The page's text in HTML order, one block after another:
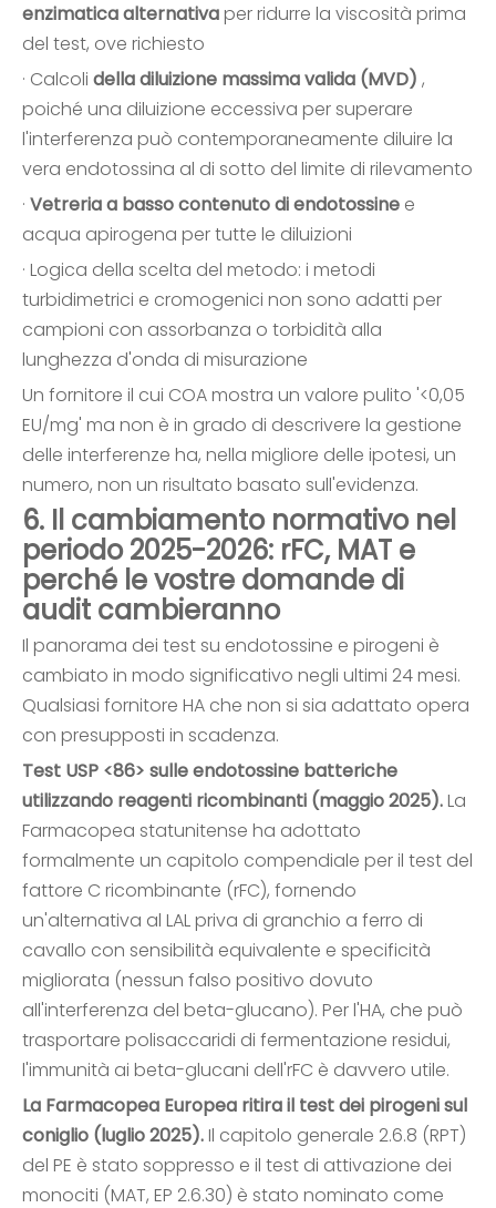
enzimatica alternativaper ridurre la viscosità prima
del test, ove richiesto
· Calcoli della diluizione massima valida (MVD) ,
poiché una diluizione eccessiva per superare
l'interferenza può contemporaneamente diluire la
vera endotossina al di sotto del limite di rilevamento
· Vetreria a basso contenuto di endotossine e
acqua apirogena per tutte le diluizioni
· Logica della scelta del metodo: i metodi
turbidimetrici e cromogenici non sono adatti per
campioni con assorbanza o torbidità alla
lunghezza d'onda di misurazione
Un fornitore il cui COA mostra un valore pulito '<0,05
EU/mg' ma non è in grado di descrivere la gestione
delle interferenze ha, nella migliore delle ipotesi, un
numero, non un risultato basato sull'evidenza.
6. Il cambiamento normativo nel
periodo 2025-2026: rFC, MAT e
perché le vostre domande di
audit cambieranno
Il panorama dei test su endotossine e pirogeni è
cambiato in modo significativo negli ultimi 24 mesi.
Qualsiasi fornitore HA che non si sia adattato opera
con presupposti in scadenza.
Test USP <86> sulle endotossine batteriche
utilizzando reagenti ricombinanti (maggio 2025).La
Farmacopea statunitense ha adottato
formalmente un capitolo compendiale per il test del
fattore C ricombinante (rFC), fornendo
un'alternativa al LAL priva di granchio a ferro di
cavallo con sensibilità equivalente e specificità
migliorata (nessun falso positivo dovuto
all'interferenza del beta-glucano). Per l'HA, che può
trasportare polisaccaridi di fermentazione residui,
l'immunità ai beta-glucani dell'rFC è davvero utile.
La Farmacopea Europea ritira il test dei pirogeni sul
coniglio (luglio 2025).Il capitolo generale 2.6.8 (RPT)
del PE è stato soppresso e il test di attivazione dei
monociti (MAT, EP 2.6.30) è stato nominato come